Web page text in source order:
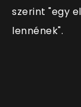
szerint "egy
lennének".